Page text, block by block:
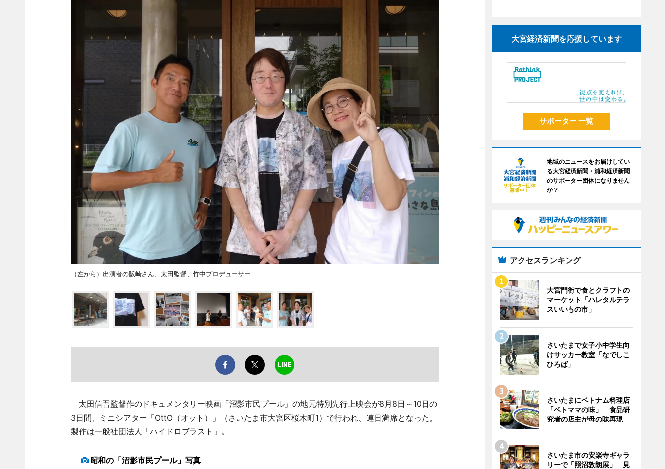
（左から）出演者の阪崎さん、太田監督、竹中プロデューサー
太田信吾監督作のドキュメンタリー映画「沼影市民プール」の地元特別先行上映会が8月8日～10日の
3日間、ミニシアター「OttO（オット）」（さいたま市大宮区桜木町1）で行われ、連日満席となった。
製作は一般社団法人「ハイドロブラスト」。
昭和の「沼影市民プール」写真
大宮経済新聞を応援しています
サポーター 一覧
地域のニュースをお届けしてい
る大宮経済新聞・浦和経済新聞
のサポーター団体になりません
か？
アクセスランキング
大宮門街で食とクラフトの
マーケット「ハレタルテラ
スいいもの市」
さいたまで女子小中学生向
けサッカー教室「なでしこ
ひろば」
さいたまにベトナム料理店
「ベトママの味」 食品研
究者の店主が母の味再現
さいたま市の安楽寺ギャラ
リーで「照沼敦朗展」 見